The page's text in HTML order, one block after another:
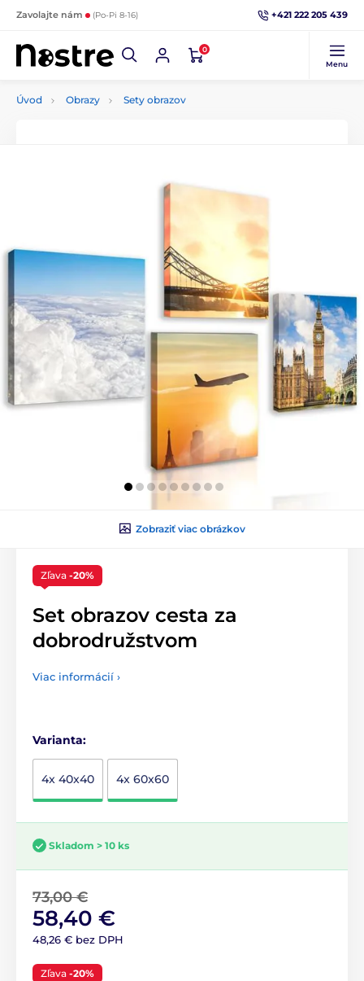
Zavolajte nám (Po-Pi 8-16) +421 222 205 439
0
Menu
Úvod Obrazy Sety obrazov
Zobraziť viac obrázkov
Zľava -20%
Set obrazov cesta za
dobrodružstvom
Viac informácií ›
Varianta:
4x 40x40 4x 60x60
Skladom > 10 ks
73,00 €
58,40 €
48,26 € bez DPH
Zľava -20%